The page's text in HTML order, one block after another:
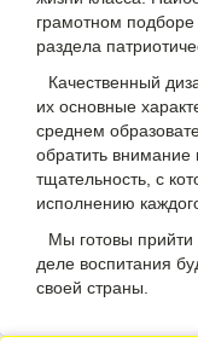
грамотном
раздела
Качественный
их основные
среднем
обратить
тщательность, с
исполнению
Мы готовы
деле воспитания
своей страны.